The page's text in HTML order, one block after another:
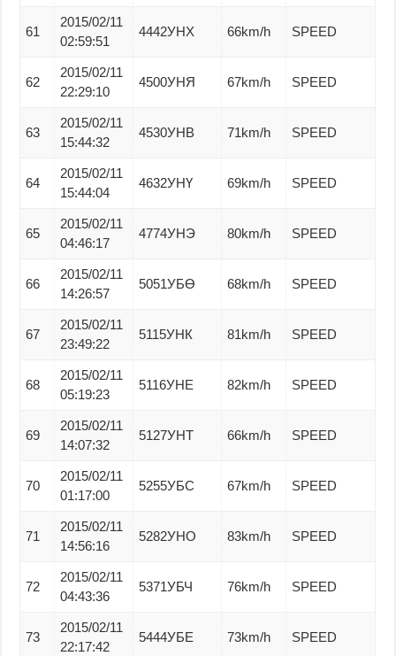
61
2015/02/11
02:59:51
4442УНХ 66km/h SPEED
62
2015/02/11
22:29:10
4500УНЯ 67km/h SPEED
63
2015/02/11
15:44:32
4530УНВ 71km/h SPEED
64
2015/02/11
15:44:04
4632УНҮ 69km/h SPEED
65
2015/02/11
04:46:17
4774УНЭ 80km/h SPEED
66
2015/02/11
14:26:57
5051УБӨ 68km/h SPEED
67
2015/02/11
23:49:22
5115УНК 81km/h SPEED
68
2015/02/11
05:19:23
5116УНЕ 82km/h SPEED
69
2015/02/11
14:07:32
5127УНТ 66km/h SPEED
70
2015/02/11
01:17:00
5255УБС 67km/h SPEED
71
2015/02/11
14:56:16
5282УНО 83km/h SPEED
72
2015/02/11
04:43:36
5371УБЧ 76km/h SPEED
73
2015/02/11
22:17:42
5444УБЕ 73km/h SPEED